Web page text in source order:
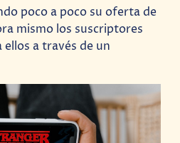
poco a poco su oferta de
mismo los suscriptores
ellos a través de un